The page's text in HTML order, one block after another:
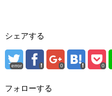
シェアする
error 0 0
フォローする